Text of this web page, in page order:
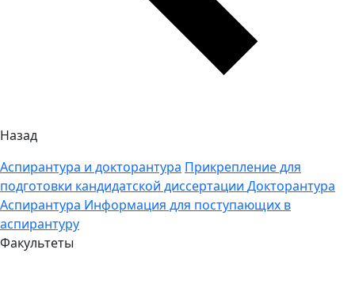
Назад
Аспирантура и докторантура Прикрепление для
подготовки кандидатской диссертации Докторантура
Аспирантура Информация для поступающих в
аспирантуру
Факультеты